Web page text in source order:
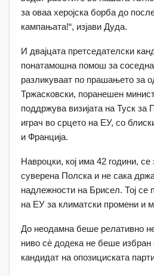
за оваа херојска борба до
кампањата!“, изјави Дуда.
И двајцата претседателски
понатамошна помош за
разликуваат по прашањето за
Тржасковски, поранешен
поддржува визијата на Туск за
играч во срцето на ЕУ, со
и Франција.
Навроцки, кој има 42 години, се
суверена Полска и не сака
надлежности на Брисел. Тој се
на ЕУ за климатски промени и
До неодамна беше релативно
ниво сè додека не беше избран
кандидат на опозициската